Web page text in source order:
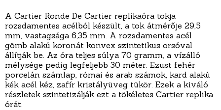
A Cartier Ronde De Cartier replikaóra tokja
rozsdamentes acélból készült, a tok átmérője 29,5
mm, vastagsága 6,35 mm. A rozsdamentes acél
gömb alakú koronát konvex szintetikus orsóval
állítják be. Az óra teljes súlya 70 gramm, a vízálló
mélysége pedig legfeljebb 30 méter. Ezüst fehér
porcelán számlap, római és arab számok, kard alakú
kék acél kéz, zafír kristályüveg tükör. Ezek a kiváló
részletek szintetizálják ezt a tökéletes Cartier replika
órát.